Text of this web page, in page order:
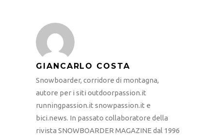
GIANCARLO COSTA
Snowboarder, corridore di montagna,
autore per i siti outdoorpassion.it
runningpassion.it snowpassion.it e
bici.news. In passato collaboratore della
rivista SNOWBOARDER MAGAZINE dal 1996